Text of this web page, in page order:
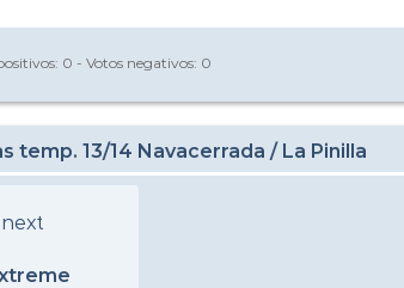
0 - Votos negativos: 0
temp. 13/14 Navacerrada / La Pinilla